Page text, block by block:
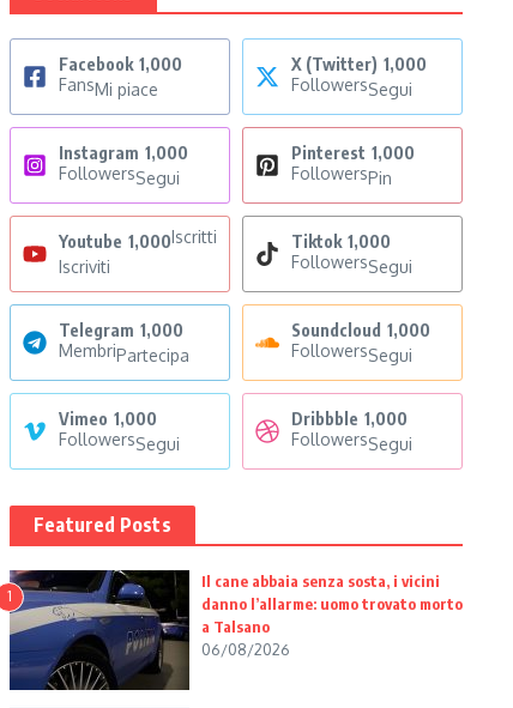
Facebook 1,000
FansMi piace
X (Twitter) 1,000
FollowersSegui
Instagram 1,000
FollowersSegui
Pinterest 1,000
FollowersPin
Youtube 1,000Iscritti
Iscriviti
Tiktok 1,000
FollowersSegui
Telegram 1,000
MembriPartecipa
Soundcloud 1,000
FollowersSegui
Vimeo 1,000
FollowersSegui
Dribbble 1,000
FollowersSegui
Featured Posts
1
Il cane abbaia senza sosta, i vicini
danno l’allarme: uomo trovato morto
a Talsano
06/08/2026